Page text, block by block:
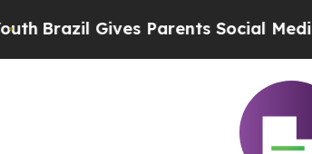
Gives Parents Social Media